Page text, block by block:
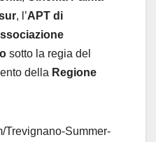
, l’APT di
sotto la regia del
della Regione
Trevignano-Summer-